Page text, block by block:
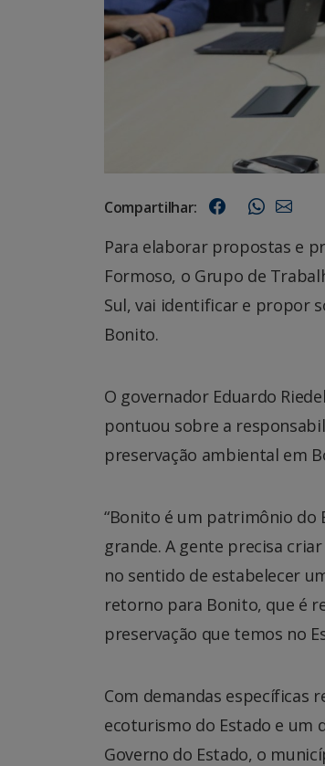
Compartilhar:
Para elaborar propostas e
Formoso, o Grupo de
Sul, vai identificar e propor
Bonito.
O governador Eduardo
pontuou sobre a
preservação ambiental em
“Bonito é um patrimônio do
grande. A gente precisa
no sentido de estabelecer
retorno para Bonito, que é
preservação que temos no
Com demandas específicas
ecoturismo do Estado e um
Governo do Estado, o